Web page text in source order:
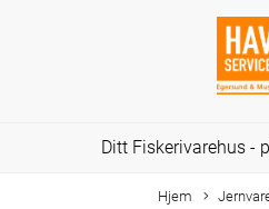
Ditt Fiskerivarehus -
Hjem